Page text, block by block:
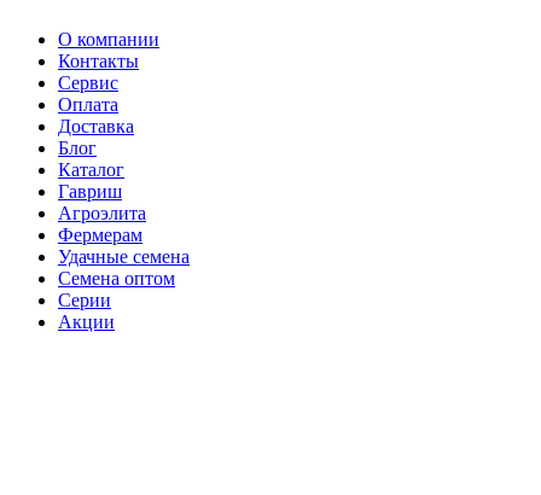
О компании
Контакты
Сервис
Оплата
Доставка
Блог
Каталог
Гавриш
Агроэлита
Фермерам
Удачные семена
Семена оптом
Серии
Акции